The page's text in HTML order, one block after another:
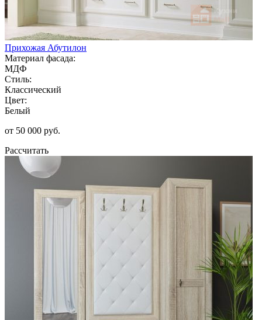
Прихожая Абутилон
Материал фасада:
МДФ
Стиль:
Классический
Цвет:
Белый
от 50 000 руб.
Рассчитать